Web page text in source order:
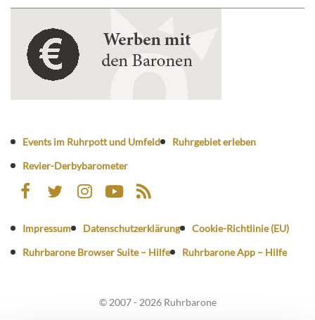
Events im Ruhrpott und Umfeld
Ruhrgebiet erleben
Revier-Derbybarometer
Impressum Datenschutzerklärung
Cookie-Richtlinie (EU)
Ruhrbarone Browser Suite – Hilfe
Ruhrbarone App – Hilfe
© 2007 - 2026 Ruhrbarone